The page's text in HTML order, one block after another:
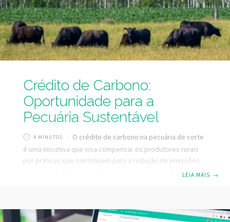
Crédito de Carbono:
Oportunidade para a
Pecuária Sustentável
4 MINUTOS
O crédito de carbono na pecuária de corte
é uma iniciativa que visa compensar os produtores rurais
por práticas que contribuem para a redução de emissões
de gases de efeito estufa ou para o sequestro de carbono.
crédito de carbono na pecuária A implementação do
LEIA MAIS →